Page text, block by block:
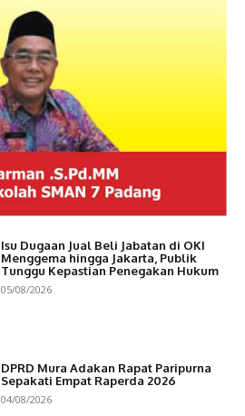
Isu Dugaan Jual Beli Jabatan di OKI
Menggema hingga Jakarta, Publik
Tunggu Kepastian Penegakan Hukum
05/08/2026
DPRD Mura Adakan Rapat Paripurna
Sepakati Empat Raperda 2026
04/08/2026